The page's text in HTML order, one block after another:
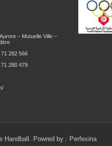
– Mutuelle Ville –
282 566
280 479
Handball. Powred by : Perfexina